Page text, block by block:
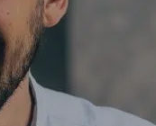
korte tijd is het
gevestigd zijn. De
ontwikkelde